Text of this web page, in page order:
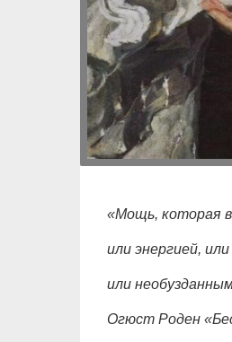
«Мощь, которая
или энергией,
или
Огюст Роден